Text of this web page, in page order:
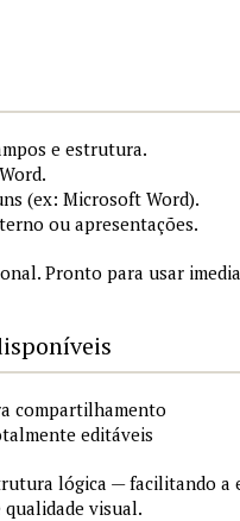
e estrutura.
(ex: Microsoft Word).
ou apresentações.
Pronto para usar
compartilhamento
editáveis
lógica — facilitando a
qualidade visual.